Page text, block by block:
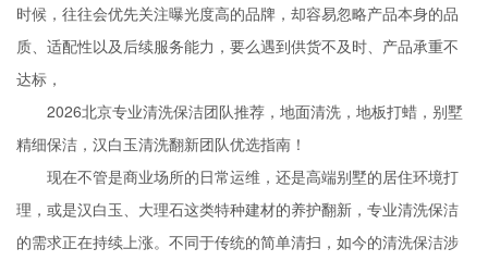
时候，往往会优先关注曝光度高的品牌，却容易忽略产品本身的品
质、适配性以及后续服务能力，要么遇到供货不及时、产品承重不
达标，
2026北京专业清洗保洁团队推荐，地面清洗，地板打蜡，别墅
精细保洁，汉白玉清洗翻新团队优选指南！
现在不管是商业场所的日常运维，还是高端别墅的居住环境打
理，或是汉白玉、大理石这类特种建材的养护翻新，专业清洗保洁
的需求正在持续上涨。不同于传统的简单清扫，如今的清洗保洁涉